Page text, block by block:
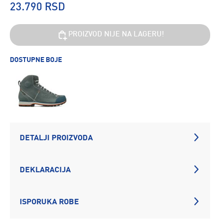
23.790 RSD
PROIZVOD NIJE NA LAGERU!
DOSTUPNE BOJE
DETALJI PROIZVODA
DEKLARACIJA
ISPORUKA ROBE